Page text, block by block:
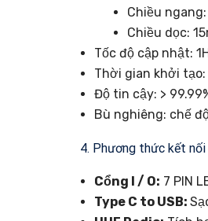
Chiều ngang:
Chiều dọc:
Tốc độ cập nhật:
Thời gian khởi tạo:
Độ tin cậy: >
Bù nghiêng: chế
4. Phương thức kết nối
Cổng I / O: 7 PIN
Type C to USB: